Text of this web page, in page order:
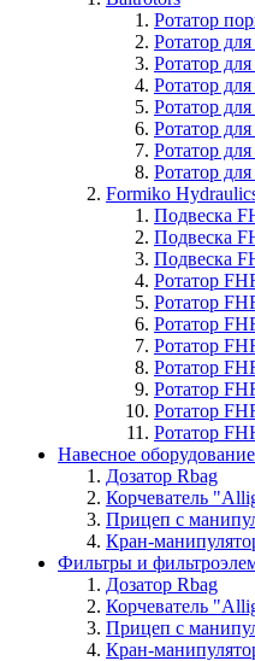
Ротатор
Ротатор
Ротатор
Ротатор
Ротатор
Ротатор
Ротатор
Ротатор
Formiko
Подвеска
Подвеска
Подвеска
Ротатор
Ротатор
Ротатор
Ротатор
Ротатор
Ротатор
Ротатор
Ротатор
Навесное
Дозатор Rbag
Корчеватель
Прицеп с
Кран-
Фильтры и
Дозатор Rbag
Корчеватель
Прицеп с
Кран-